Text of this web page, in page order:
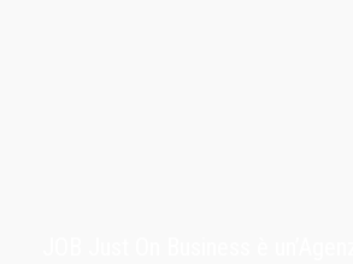
e controllo giacenze - Ricerca e